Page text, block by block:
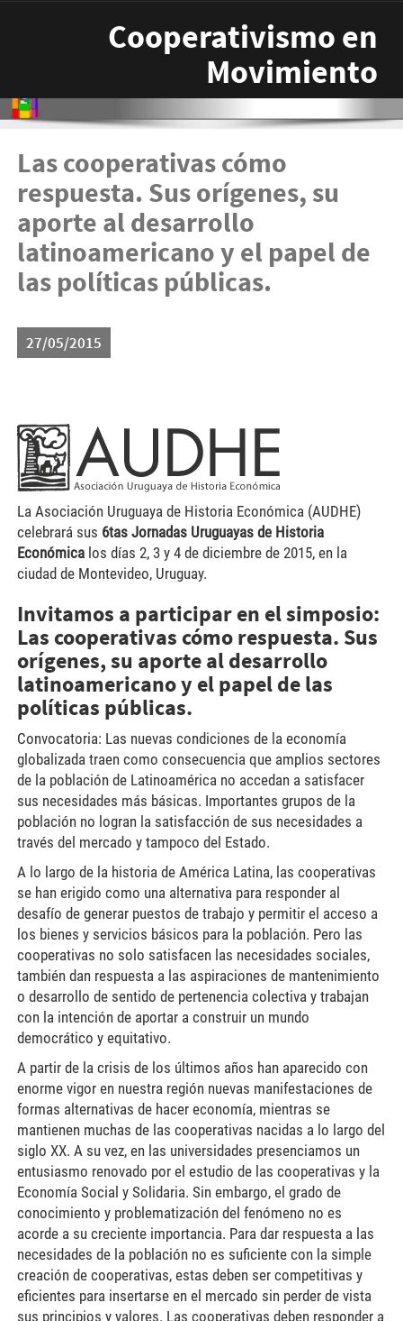
Cooperativismo en
Movimiento
Las cooperativas cómo
respuesta. Sus orígenes, su
aporte al desarrollo
latinoamericano y el papel de
las políticas públicas.
27/05/2015
logo-2.png
La Asociación Uruguaya de Historia Económica (AUDHE)
celebrará sus 6tas Jornadas Uruguayas de Historia
Económicalos días 2, 3 y 4 de diciembre de 2015, en la
ciudad de Montevideo, Uruguay.
Invitamos a participar en el simposio:
Las cooperativas cómo respuesta. Sus
orígenes, su aporte al desarrollo
latinoamericano y el papel de las
políticas públicas.
Convocatoria: Las nuevas condiciones de la economía
globalizada traen como consecuencia que amplios sectores
de la población de Latinoamérica no accedan a satisfacer
sus necesidades más básicas. Importantes grupos de la
población no logran la satisfacción de sus necesidades a
través del mercado y tampoco del Estado.
A lo largo de la historia de América Latina, las cooperativas
se han erigido como una alternativa para responder al
desafío de generar puestos de trabajo y permitir el acceso a
los bienes y servicios básicos para la población. Pero las
cooperativas no solo satisfacen las necesidades sociales,
también dan respuesta a las aspiraciones de mantenimiento
o desarrollo de sentido de pertenencia colectiva y trabajan
con la intención de aportar a construir un mundo
democrático y equitativo.
A partir de la crisis de los últimos años han aparecido con
enorme vigor en nuestra región nuevas manifestaciones de
formas alternativas de hacer economía, mientras se
mantienen muchas de las cooperativas nacidas a lo largo del
siglo XX. A su vez, en las universidades presenciamos un
entusiasmo renovado por el estudio de las cooperativas y la
Economía Social y Solidaria. Sin embargo, el grado de
conocimiento y problematización del fenómeno no es
acorde a su creciente importancia. Para dar respuesta a las
necesidades de la población no es suficiente con la simple
creación de cooperativas, estas deben ser competitivas y
eficientes para insertarse en el mercado sin perder de vista
sus principios y valores. Las cooperativas deben responder a